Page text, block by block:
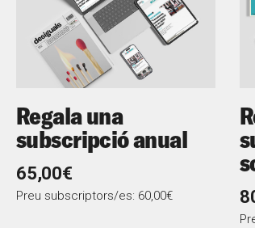
Regala una
subscripció anual
65,00€
Preu subscriptors/es: 60,00€